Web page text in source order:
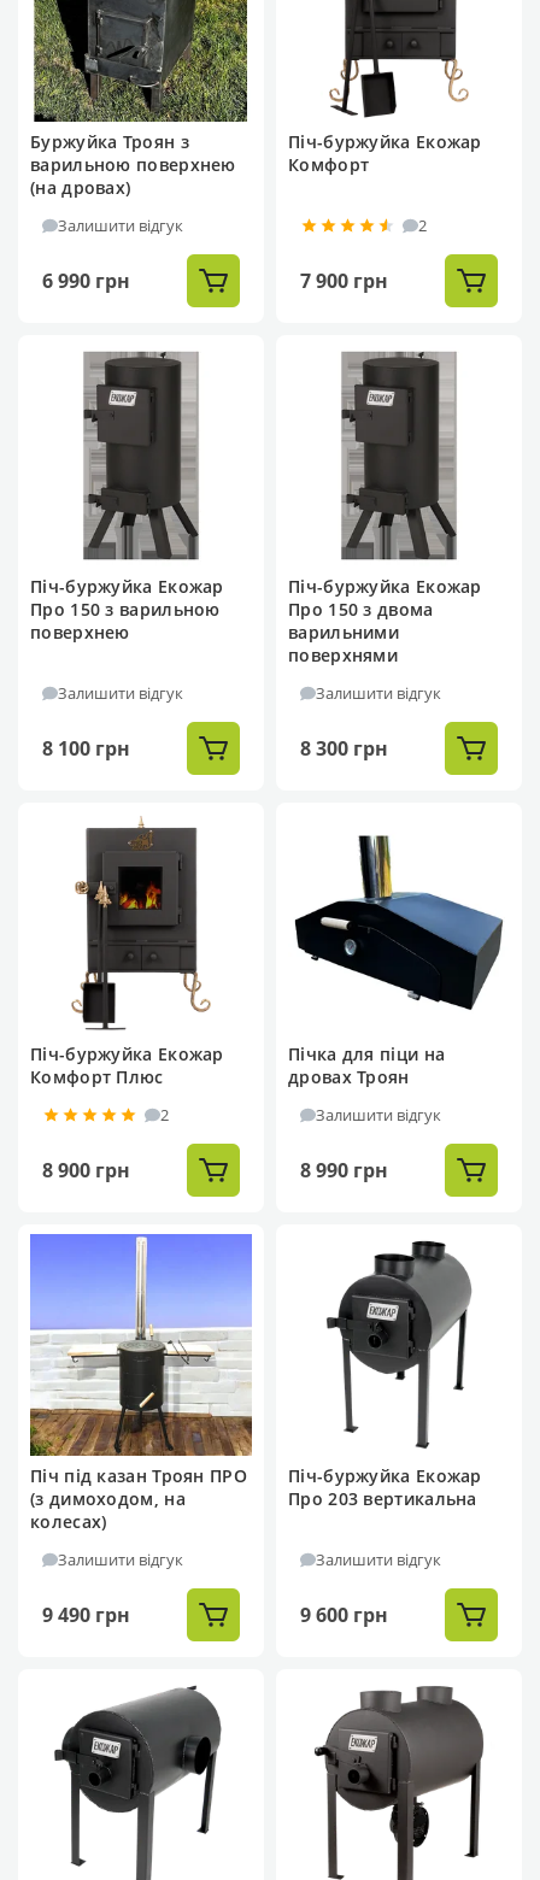
Буржуйка Троян з
варильною поверхнею
(на дровах)
Залишити відгук
6 990 грн
Піч-буржуйка Екожар
Комфорт
2
7 900 грн
Піч-буржуйка Екожар
Про 150 з варильною
поверхнею
Залишити відгук
8 100 грн
Піч-буржуйка Екожар
Про 150 з двома
варильними
поверхнями
Залишити відгук
8 300 грн
Піч-буржуйка Екожар
Комфорт Плюс
2
8 900 грн
Пічка для піци на
дровах Троян
Залишити відгук
8 990 грн
Піч під казан Троян ПРО
(з димоходом, на
колесах)
Залишити відгук
9 490 грн
Піч-буржуйка Екожар
Про 203 вертикальна
Залишити відгук
9 600 грн